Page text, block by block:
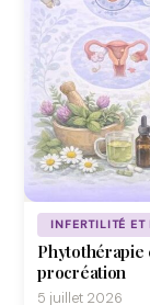
INFERTILITÉ ET
Phytothérapie
procréation
5 juillet 2026